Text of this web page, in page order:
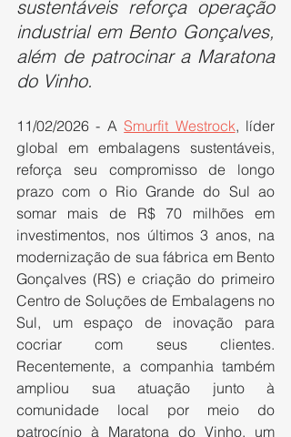
sustentáveis reforça operação
industrial em Bento Gonçalves,
além de patrocinar a Maratona
do Vinho.
11/02/2026 - A Smurfit Westrock, líder
global em embalagens sustentáveis,
reforça seu compromisso de longo
prazo com o Rio Grande do Sul ao
somar mais de R$ 70 milhões em
investimentos, nos últimos 3 anos, na
modernização de sua fábrica em Bento
Gonçalves (RS) e criação do primeiro
Centro de Soluções de Embalagens no
Sul, um espaço de inovação para
cocriar com seus clientes.
Recentemente, a companhia também
ampliou sua atuação junto à
comunidade local por meio do
patrocínio à Maratona do Vinho, um